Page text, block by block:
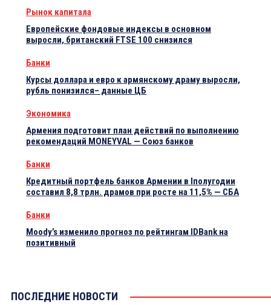
Рынок капитала
Европейские фондовые индексы в основном
выросли, британский FTSE 100 снизился
Банки
Курсы доллара и евро к армянскому драму выросли,
рубль понизился– данные ЦБ
Экономика
Армения подготовит план действий по выполнению
рекомендаций MONEYVAL — Союз банков
Банки
Кредитный портфель банков Армении в Iполугодии
составил 8,8 трлн. драмов при росте на 11,5% — СБА
Банки
Moody’s изменило прогноз по рейтингам IDBank на
позитивный
ПОСЛЕДНИЕ НОВОСТИ